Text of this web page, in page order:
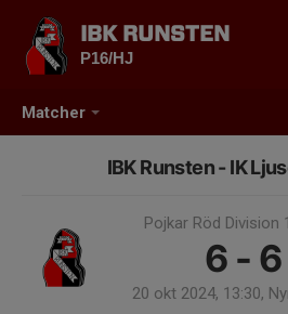
Matcher
IBK RUNSTEN
P16/HJ
IBK Runsten - IK
Pojkar Röd Division
6 - 6
20 okt 2024, 13:30,